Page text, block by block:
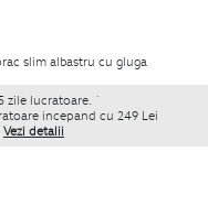
slim albastru cu gluga
zile lucratoare. `
incepand cu 249 Lei
Vezi detalii